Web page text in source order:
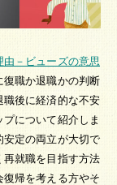
－ビューズの意思
復職か退職かの判断
後に経済的な不安
について紹介しま
定の両立が大切で
就職を目指す方法
帰を考える方やそ